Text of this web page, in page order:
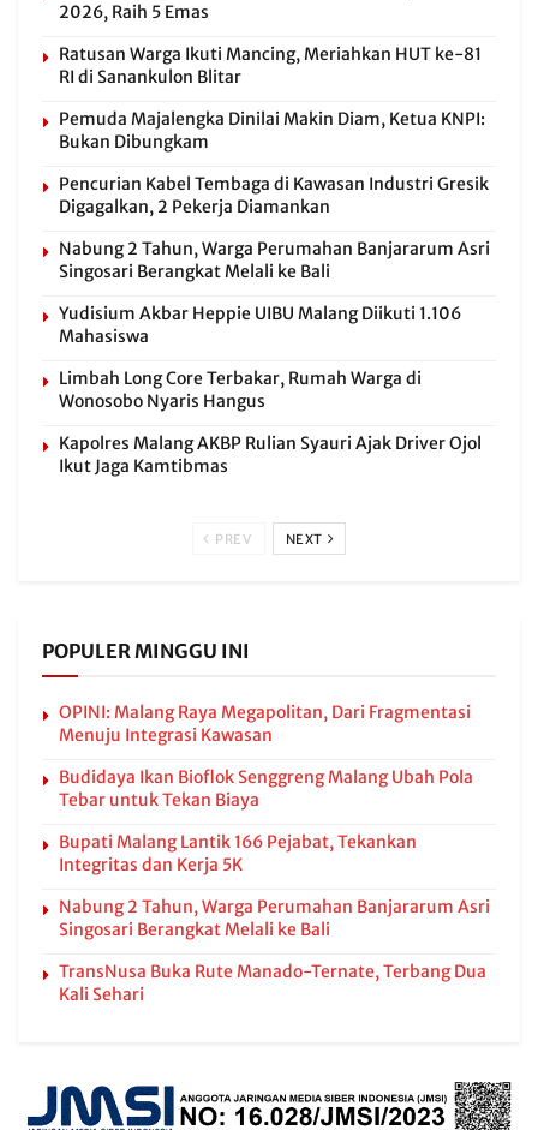
2026, Raih 5 Emas
Ratusan Warga Ikuti Mancing, Meriahkan HUT ke-81
RI di Sanankulon Blitar
Pemuda Majalengka Dinilai Makin Diam, Ketua KNPI:
Bukan Dibungkam
Pencurian Kabel Tembaga di Kawasan Industri Gresik
Digagalkan, 2 Pekerja Diamankan
Nabung 2 Tahun, Warga Perumahan Banjararum Asri
Singosari Berangkat Melali ke Bali
Yudisium Akbar Heppie UIBU Malang Diikuti 1.106
Mahasiswa
Limbah Long Core Terbakar, Rumah Warga di
Wonosobo Nyaris Hangus
Kapolres Malang AKBP Rulian Syauri Ajak Driver Ojol
Ikut Jaga Kamtibmas
PREV NEXT
POPULER MINGGU INI
OPINI: Malang Raya Megapolitan, Dari Fragmentasi
Menuju Integrasi Kawasan
Budidaya Ikan Bioflok Senggreng Malang Ubah Pola
Tebar untuk Tekan Biaya
Bupati Malang Lantik 166 Pejabat, Tekankan
Integritas dan Kerja 5K
Nabung 2 Tahun, Warga Perumahan Banjararum Asri
Singosari Berangkat Melali ke Bali
TransNusa Buka Rute Manado-Ternate, Terbang Dua
Kali Sehari